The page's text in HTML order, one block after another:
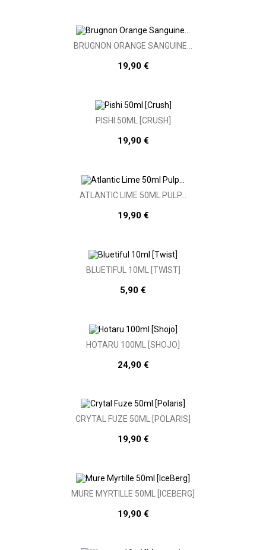
BRUGNON ORANGE SANGUINE...
19,90 €
PISHI 50ML [CRUSH]
19,90 €
ATLANTIC LIME 50ML PULP...
19,90 €
BLUETIFUL 10ML [TWIST]
5,90 €
HOTARU 100ML [SHOJO]
24,90 €
CRYTAL FUZE 50ML [POLARIS]
19,90 €
MURE MYRTILLE 50ML [ICEBERG]
19,90 €